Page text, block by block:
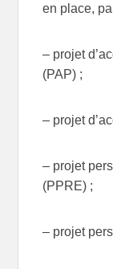
en place,
– projet
(PAP) ;
– projet
– projet
(PPRE) ;
– projet